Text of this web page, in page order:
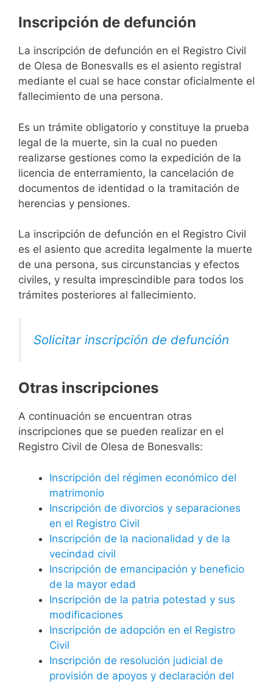
Inscripción de defunción
La inscripción de defunción en el Registro Civil
de Olesa de Bonesvalls es el asiento registral
mediante el cual se hace constar oficialmente el
fallecimiento de una persona.
Es un trámite obligatorio y constituye la prueba
legal de la muerte, sin la cual no pueden
realizarse gestiones como la expedición de la
licencia de enterramiento, la cancelación de
documentos de identidad o la tramitación de
herencias y pensiones.
La inscripción de defunción en el Registro Civil
es el asiento que acredita legalmente la muerte
de una persona, sus circunstancias y efectos
civiles, y resulta imprescindible para todos los
trámites posteriores al fallecimiento.
Solicitar inscripción de defunción
Otras inscripciones
A continuación se encuentran otras
inscripciones que se pueden realizar en el
Registro Civil de Olesa de Bonesvalls:
Inscripción del régimen económico del
matrimonio
Inscripción de divorcios y separaciones
en el Registro Civil
Inscripción de la nacionalidad y de la
vecindad civil
Inscripción de emancipación y beneficio
de la mayor edad
Inscripción de la patria potestad y sus
modificaciones
Inscripción de adopción en el Registro
Civil
Inscripción de resolución judicial de
provisión de apoyos y declaración del